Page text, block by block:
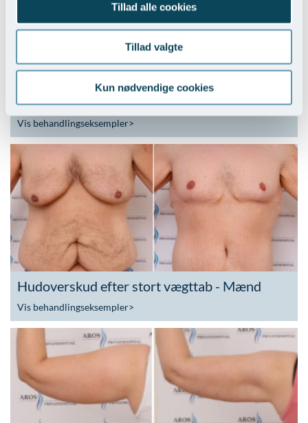
Tillad alle cookies
Tillad valgte
Kun nødvendige cookies
Hudoverskud efter stort vægttab - Kvinder
Vis behandlingseksempler>
Hudoverskud efter stort vægttab - Mænd
Vis behandlingseksempler>